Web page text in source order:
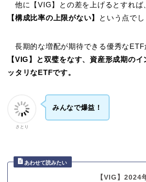
他に【VIG】との差を上げるとすれば
【構成比率の上限がない】
という点でし
長期的な増配が期待できる優秀なETF
【VIG】と双璧をなす、資産形成期の
ッタリなETFです。
さとり
みんなで爆益！
【VIG】2024